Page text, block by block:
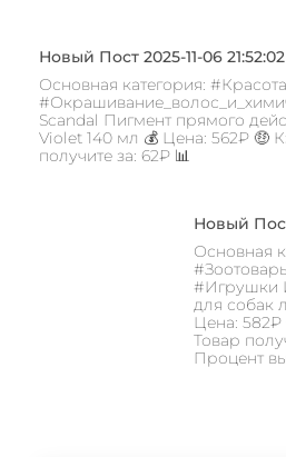
Новый Пост 2025-11-06 21:52:02
Основная категория:
Scandal Пигмент прямого
Violet 140 мл 💰 Цена: 562₽ 🤑
получите за: 62₽ 📊
Новый
Основная
#Игрушки
для собак
Цена: 582₽
Товар
Процент